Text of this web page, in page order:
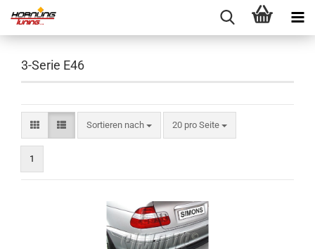
3-Serie E46
Sortieren nach
Sortieren nach 20 pro Seite
pro Seite
1